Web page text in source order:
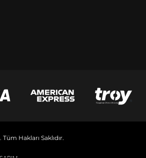
Hakları Saklıdır.